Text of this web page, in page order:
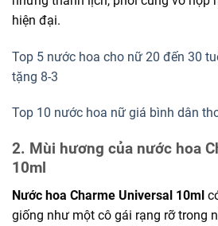
hiện đại.
Top 5 nước hoa cho nữ 20 đến 30
tặng 8-3
Top 10 nước hoa nữ giá bình dân
2. Mùi hương của nước hoa
10ml
Nước hoa Charme Universal 10ml
giống như một cô gái rạng rỡ trong